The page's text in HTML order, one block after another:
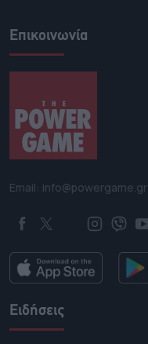
Επικοινωνία
Email: info@powergame.gr
Ειδήσεις